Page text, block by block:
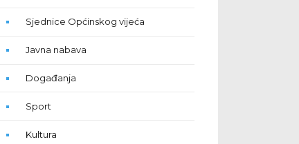
Sjednice Općinskog vijeća
Javna nabava
Događanja
Sport
Kultura